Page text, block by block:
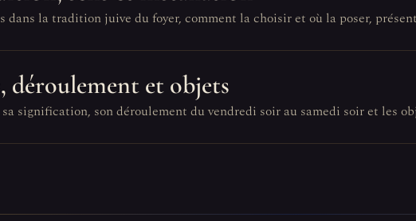
dans la tradition juive du foyer, comment la choisir et où la poser,
déroulement et objets
signification, son déroulement du vendredi soir au samedi soir et les